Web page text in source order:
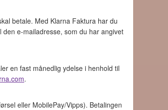
betale. Med Klarna Faktura har du
e-mailadresse, som du har angivet
en fast månedlig ydelse i henhold til
.
eller MobilePay/Vipps). Betalingen